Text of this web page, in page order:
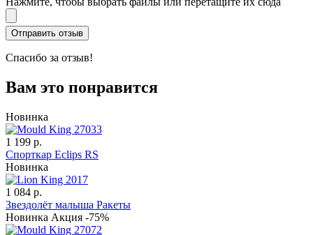
Спасибо за отзыв!
Вам это понравится
Новинка
1 199 р.
Спорткар Eclips RS
Новинка
1 084 р.
Звездолёт малыша Ракеты
Новинка Акция -75%